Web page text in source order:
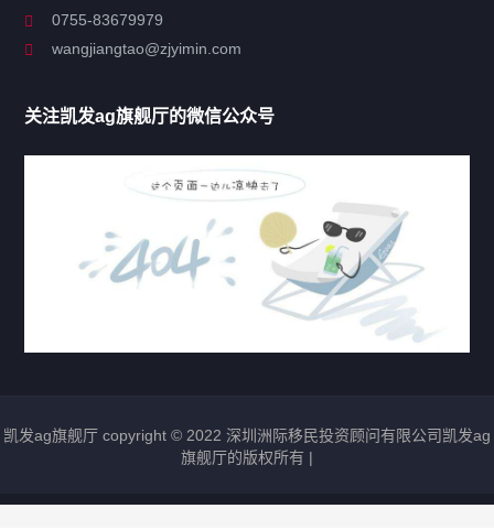
联系凯发ag旗舰厅
行业动态
圣基茨移民 瓦努阿图移民
多米尼克移民
圣卢西亚移民
0755-83679979
wangjiangtao@zjyimin.com
关注凯发ag旗舰厅的微信公众号
凯发ag旗舰厅 copyright © 2022 深圳洲际移民投资顾问有限公司凯发ag
旗舰厅的版权所有 |